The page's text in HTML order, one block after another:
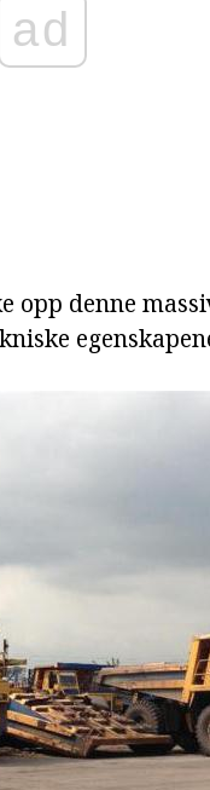
ad
opp denne